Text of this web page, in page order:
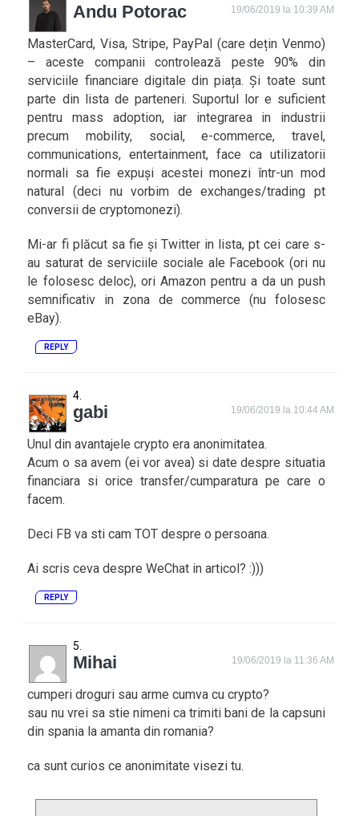
Andu Potorac 19/06/2019 la 10:39 AM
MasterCard, Visa, Stripe, PayPal (care dețin Venmo)
– aceste companii controlează peste 90% din
serviciile financiare digitale din piața. Și toate sunt
parte din lista de parteneri. Suportul lor e suficient
pentru mass adoption, iar integrarea in industrii
precum mobility, social, e-commerce, travel,
communications, entertainment, face ca utilizatorii
normali sa fie expuși acestei monezi într-un mod
natural (deci nu vorbim de exchanges/trading pt
conversii de cryptomonezi).
Mi-ar fi plăcut sa fie și Twitter in lista, pt cei care s-
au saturat de serviciile sociale ale Facebook (ori nu
le folosesc deloc), ori Amazon pentru a da un push
semnificativ in zona de commerce (nu folosesc
eBay).
REPLY
gabi 19/06/2019 la 10:44 AM
Unul din avantajele crypto era anonimitatea.
Acum o sa avem (ei vor avea) si date despre situatia
financiara si orice transfer/cumparatura pe care o
facem.
Deci FB va sti cam TOT despre o persoana.
Ai scris ceva despre WeChat in articol? :)))
REPLY
Mihai 19/06/2019 la 11:36 AM
cumperi droguri sau arme cumva cu crypto?
sau nu vrei sa stie nimeni ca trimiti bani de la capsuni
din spania la amanta din romania?
ca sunt curios ce anonimitate visezi tu.